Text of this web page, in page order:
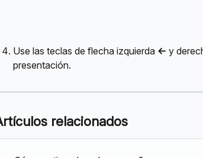
Use las teclas de flecha izquierda <- y
presentación.
relacionados